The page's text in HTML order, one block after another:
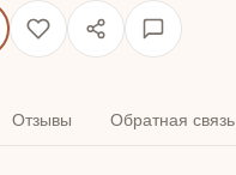
Отзывы Обратная связь